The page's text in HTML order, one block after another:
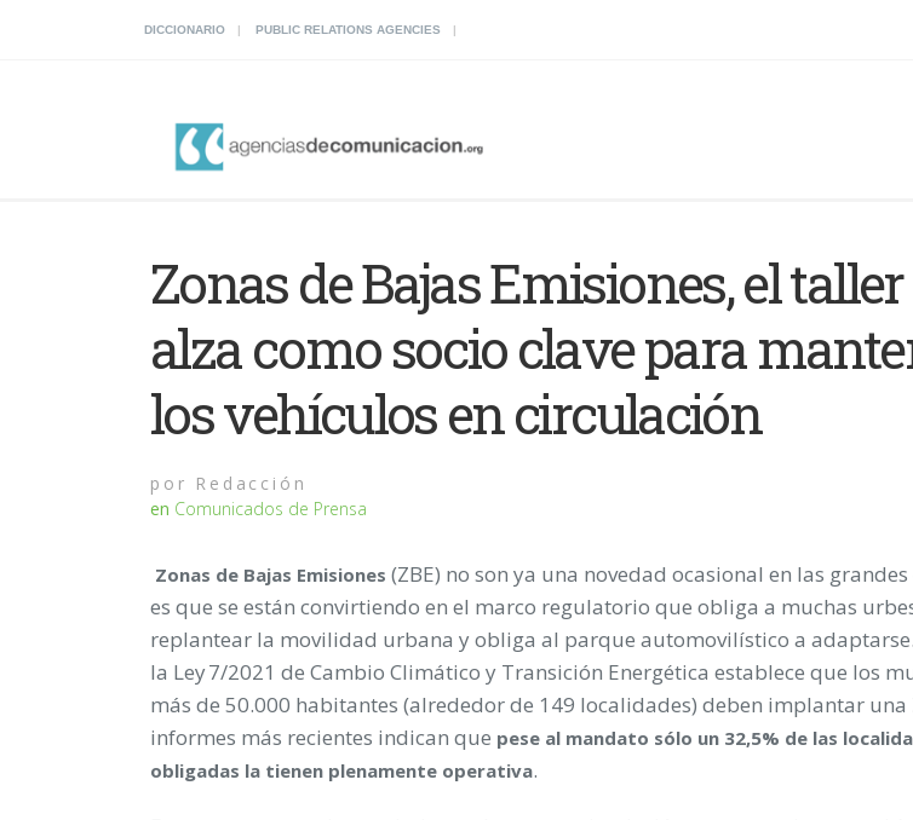
DICCIONARIO PUBLIC RELATIONS AGENCIES
Zonas de Bajas Emisiones, el taller
alza como socio clave para
los vehículos en circulación
por Redacción
en Comunicados de Prensa
Zonas de Bajas Emisiones (ZBE) no son ya una novedad ocasional en las
es que se están convirtiendo en el marco regulatorio que obliga a muchas
replantear la movilidad urbana y obliga al parque automovilístico a adaptarse.
la Ley 7/2021 de Cambio Climático y Transición Energética establece que los
más de 50.000 habitantes (alrededor de 149 localidades) deben implantar una
informes más recientes indican que pese al mandato sólo un 32,5% de las
obligadas la tienen plenamente operativa.